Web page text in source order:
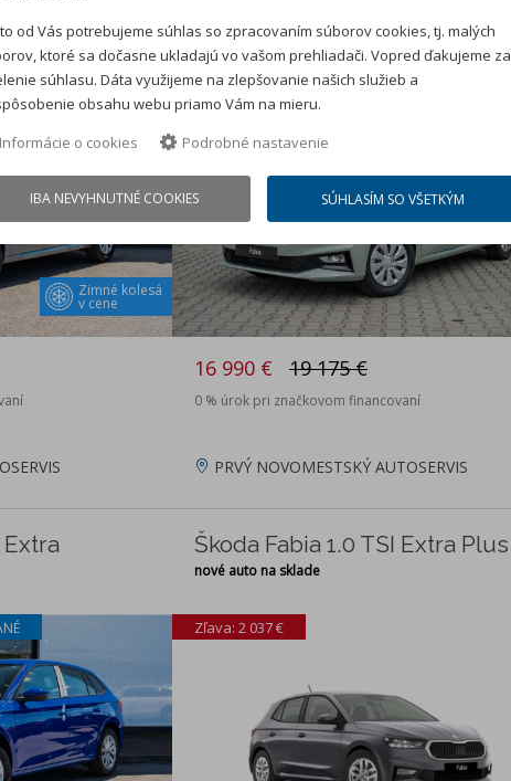
Essence
Zimné kolesá
v cene
Škoda Fabia 1.0 TSI Extra
nové auto na sklade
Zľava: 2 185 €
16 990 € 19 175 €
0 % úrok pri značkovom financovaní
PRVÝ NOVOMESTSKÝ AUTOSERVIS
Extra Škoda Fabia 1.0 TSI Extra Plus
nové auto na sklade
Zľava: 2 037 €
od Vás potrebujeme súhlas so zpracovaním súborov cookies, tj. malých
ktoré sa dočasne ukladajú vo vašom prehliadači. Vopred ďakujeme za
súhlasu. Dáta využijeme na zlepšovanie našich služieb a
obsahu webu priamo Vám na mieru.
Informácie o cookies
Podrobné nastavenie
IBA NEVYHNUTNÉ COOKIES SÚHLASÍM SO VŠETKÝM